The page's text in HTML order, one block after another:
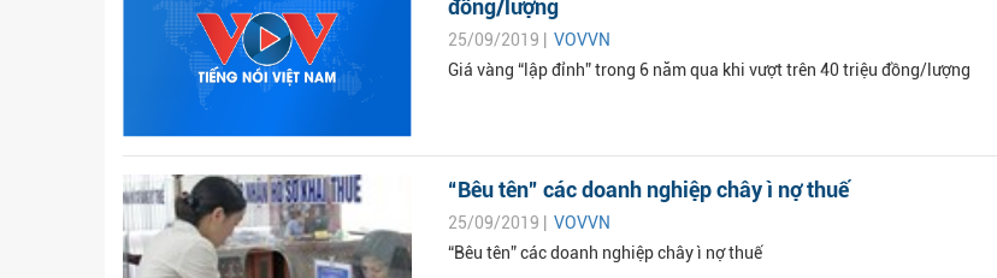
đồng/lượng
25/09/2019 | VOVVN
Giá vàng “lập đỉnh” trong 6 năm qua khi vượt trên 40 triệu đồng/lượng
“Bêu tên” các doanh nghiệp chây ì nợ thuế
25/09/2019 | VOVVN
“Bêu tên” các doanh nghiệp chây ì nợ thuế